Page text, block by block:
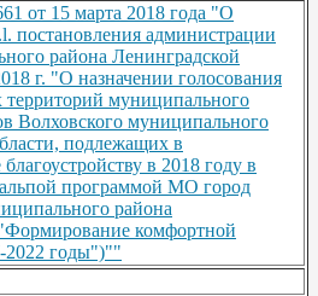
от 15 марта 2018 года "О
постановления администрации
района Ленинградской
г. "О назначении голосования
муниципального
Волховского муниципального
подлежащих в
в 2018 году в
программой МО город
района
комфортной
2022 годы")""